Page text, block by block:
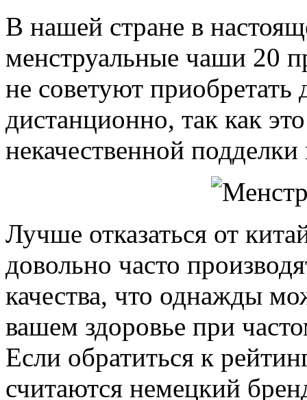
В нашей стране в
менструальные чаши 20
не советуют
дистанционно, так как
некачественной
Лучше отказаться от
довольно часто
качества, что однажды
вашем здоровье при
Если обратиться к
считаются немецкий